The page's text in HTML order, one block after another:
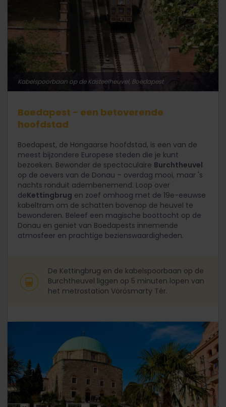
Kabelspoorbaan op de Kasteelheuvel, Boedapest
Boedapest - een betoverende
hoofdstad
Boedapest, de Hongaarse hoofdstad, is een van de
meest bijzondere Europese steden die je kunt
bezoeken. Bewonder de spectaculaire Burchtheuvel
op de oevers van de Donau – overdag mooi, maar 's
nachts ronduit adembenemend. Loop over
deKettingbrug en zoef omhoog met de 19e-eeuwse
kabeltram om de schatten bovenop de heuvel te
bewonderen. Beleef een magische boottocht op de
Donau en geniet van Boedapests innemende
atmosfeer en prachtige bezienswaardigheden.
De Kettingbrug en de kabelspoorbaan op de
Burchtheuvel liggen op 5 minuten lopen van
het metrostation Vörösmarty Tér.